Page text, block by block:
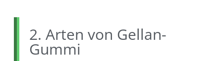
2. Arten von Gellan-
Gummi